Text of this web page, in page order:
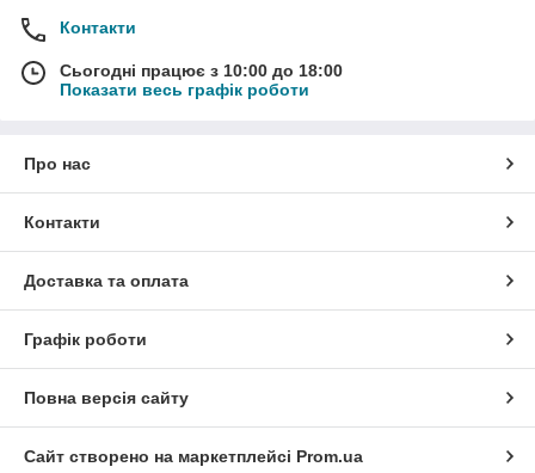
Контакти
Сьогодні працює з 10:00 до 18:00
Показати весь графік роботи
Про нас
Контакти
Доставка та оплата
Графік роботи
Повна версія сайту
Сайт створено на маркетплейсі Prom.ua